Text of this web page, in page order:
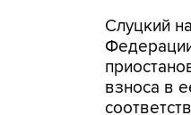
Слуцкий
взноса в